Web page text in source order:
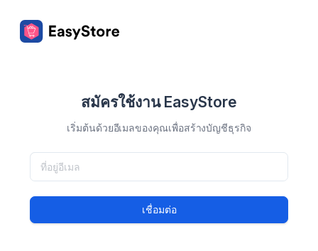
สมัครใช้งาน EasyStore
เริ่มต้นด้วยอีเมลของคุณเพื่อสร้างบัญชีธุรกิจ
เชื่อมต่อ